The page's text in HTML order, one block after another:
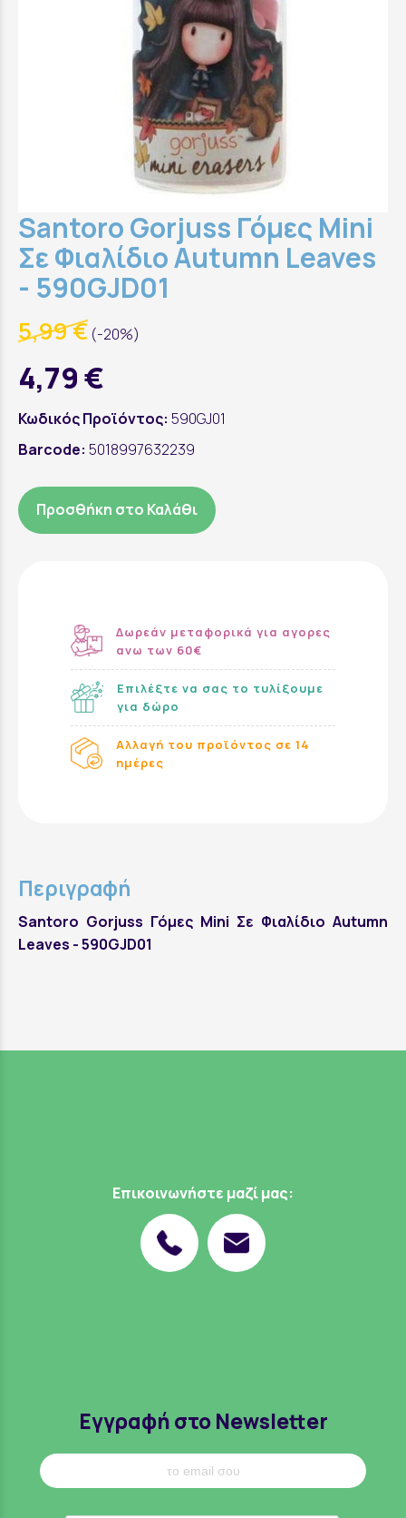
Santoro Gorjuss Γόμες Mini
Σε Φιαλίδιο Autumn Leaves
- 590GJD01
5,99 € (-20%)
4,79 €
Κωδικός Προϊόντος: 590GJ01
Barcode: 5018997632239
Προσθήκη στο Καλάθι
Δωρεάν μεταφορικά για αγορες
ανω των 60€
Επιλέξτε να σας το τυλίξουμε
για δώρο
Αλλαγή του προϊόντος σε 14
ημέρες
Περιγραφή
Santoro Gorjuss Γόμες Mini Σε Φιαλίδιο Autumn
Leaves - 590GJD01
Επικοινωνήστε μαζί μας:
Εγγραφή στο Newsletter